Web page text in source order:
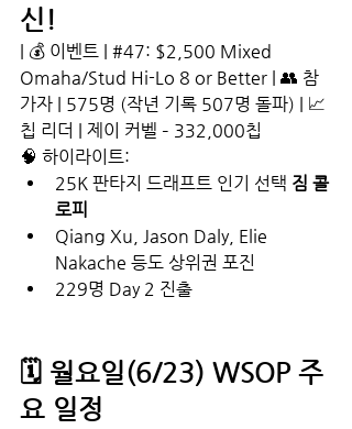
신!
| 💰 이벤트 | #47: $2,500 Mixed
Omaha/Stud Hi-Lo 8 or Better | 👥 참
가자 | 575명 (작년 기록 507명 돌파) | 📈
칩 리더 | 제이 커벨 – 332,000칩
🧠 하이라이트:
25K 판타지 드래프트 인기 선택 짐 콜
로피
Qiang Xu, Jason Daly, Elie
Nakache 등도 상위권 포진
229명 Day 2 진출
🗓️ 월요일(6/23) WSOP 주
요 일정